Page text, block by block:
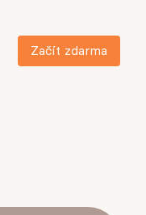
Začít zdarma